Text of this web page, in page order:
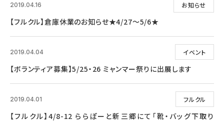
お知らせ
2019.04.16
【フルクル】倉庫休業のお知らせ★4/27～5/6★
イベント
2019.04.04
【ボランティア募集】5/25・26 ミャンマー祭りに出展します
フルクル
2019.04.01
【フルクル】4/8-12 ららぽーと新三郷にて「靴・バッグ下取り